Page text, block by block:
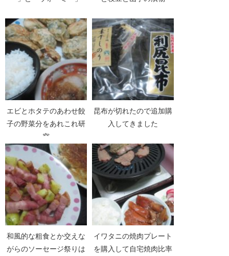
エビとホタテのあわせ餃
子の野菜分をあれこれ研
究
昆布が切れたので追加購
入してきました
和風的な粗食とか交えな
がらのソーセージ祭りは
イワタニの焼肉プレート
を購入して自宅焼肉比率